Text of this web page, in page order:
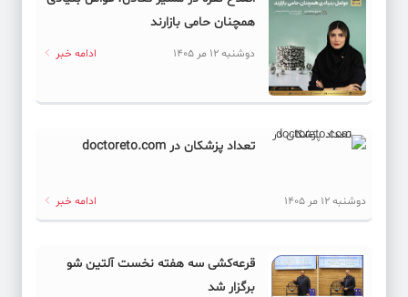
همچنان حامی بازارند
دوشنبه 12 مر 1405 ادامه خبر
تعداد پزشکان در doctoreto.com
دوشنبه 12 مر 1405 ادامه خبر
قرعه‌کشی سه هفته نخست آلتین شو
برگزار شد